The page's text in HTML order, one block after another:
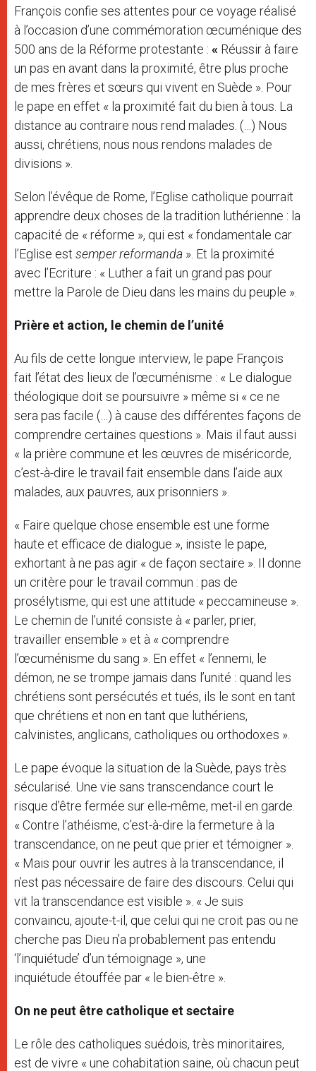
François confie ses attentes pour ce voyage réalisé
à l’occasion d’une commémoration œcuménique des
500 ans de la Réforme protestante : « Réussir à faire
un pas en avant dans la proximité, être plus proche
de mes frères et sœurs qui vivent en Suède ». Pour
le pape en effet « la proximité fait du bien à tous. La
distance au contraire nous rend malades. (…) Nous
aussi, chrétiens, nous nous rendons malades de
divisions ».
Selon l’évêque de Rome, l’Eglise catholique pourrait
apprendre deux choses de la tradition luthérienne : la
capacité de « réforme », qui est « fondamentale car
l’Eglise est semper reformanda ». Et la proximité
avec l’Ecriture : « Luther a fait un grand pas pour
mettre la Parole de Dieu dans les mains du peuple ».
Prière et action, le chemin de l’unité
Au fils de cette longue interview, le pape François
fait l’état des lieux de l’œcuménisme : « Le dialogue
théologique doit se poursuivre » même si « ce ne
sera pas facile (…) à cause des différentes façons de
comprendre certaines questions ». Mais il faut aussi
« la prière commune et les œuvres de miséricorde,
c’est-à-dire le travail fait ensemble dans l’aide aux
malades, aux pauvres, aux prisonniers ».
« Faire quelque chose ensemble est une forme
haute et efficace de dialogue », insiste le pape,
exhortant à ne pas agir « de façon sectaire ». Il donne
un critère pour le travail commun : pas de
prosélytisme, qui est une attitude « peccamineuse ».
Le chemin de l’unité consiste à « parler, prier,
travailler ensemble » et à « comprendre
l’œcuménisme du sang ». En effet « l’ennemi, le
démon, ne se trompe jamais dans l’unité : quand les
chrétiens sont persécutés et tués, ils le sont en tant
que chrétiens et non en tant que luthériens,
calvinistes, anglicans, catholiques ou orthodoxes ».
Le pape évoque la situation de la Suède, pays très
sécularisé. Une vie sans transcendance court le
risque d’être fermée sur elle-même, met-il en garde.
« Contre l’athéisme, c’est-à-dire la fermeture à la
transcendance, on ne peut que prier et témoigner ».
« Mais pour ouvrir les autres à la transcendance, il
n’est pas nécessaire de faire des discours. Celui qui
vit la transcendance est visible ». « Je suis
convaincu, ajoute-t-il, que celui qui ne croit pas ou ne
cherche pas Dieu n’a probablement pas entendu
‘l’inquiétude’ d’un témoignage », une
inquiétude étouffée par « le bien-être ».
On ne peut être catholique et sectaire
Le rôle des catholiques suédois, très minoritaires,
est de vivre « une cohabitation saine, où chacun peut